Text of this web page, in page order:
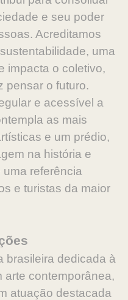
e seu poder
Acreditamos
uma
impacta o coletivo,
pensar o futuro.
e acessível a
as mais
e um prédio,
na história e
referência
e turistas da maior
brasileira dedicada à
arte contemporânea,
atuação destacada